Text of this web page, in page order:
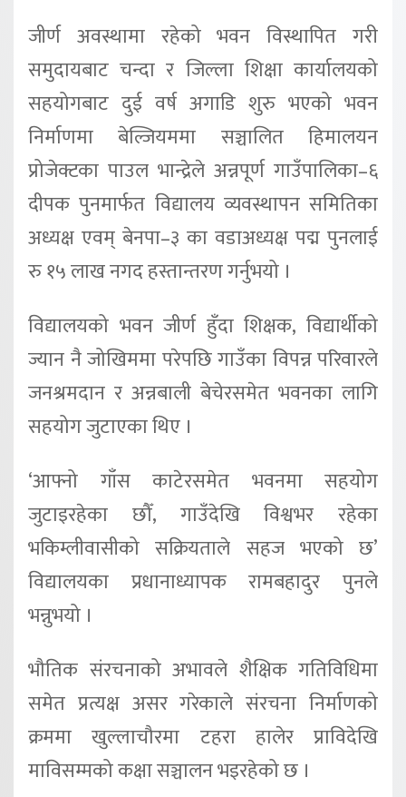
जीर्ण अवस्थामा रहेको भवन विस्थापित गरी
समुदायबाट चन्दा र जिल्ला शिक्षा कार्यालयको
सहयोगबाट दुई वर्ष अगाडि शुरु भएको भवन
निर्माणमा बेल्जियममा सञ्चालित हिमालयन
प्रोजेक्टका पाउल भान्द्रेले अन्नपूर्ण गाउँपालिका–६
दीपक पुनमार्फत विद्यालय व्यवस्थापन समितिका
अध्यक्ष एवम् बेनपा–३ का वडाअध्यक्ष पद्म पुनलाई
रु १५ लाख नगद हस्तान्तरण गर्नुभयो ।
विद्यालयको भवन जीर्ण हुँदा शिक्षक, विद्यार्थीको
ज्यान नै जोखिममा परेपछि गाउँका विपन्न परिवारले
जनश्रमदान र अन्नबाली बेचेरसमेत भवनका लागि
सहयोग जुटाएका थिए ।
‘आफ्नो गाँस काटेरसमेत भवनमा सहयोग
जुटाइरहेका छौँ, गाउँदेखि विश्वभर रहेका
भकिम्लीवासीको सक्रियताले सहज भएको छ’
विद्यालयका प्रधानाध्यापक रामबहादुर पुनले
भन्नुभयो ।
भौतिक संरचनाको अभावले शैक्षिक गतिविधिमा
समेत प्रत्यक्ष असर गरेकाले संरचना निर्माणको
क्रममा खुल्लाचौरमा टहरा हालेर प्राविदेखि
माविसम्मको कक्षा सञ्चालन भइरहेको छ ।